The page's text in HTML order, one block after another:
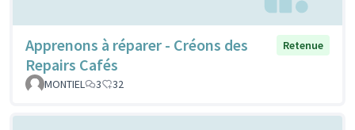
Apprenons à réparer - Créons des
Repairs Cafés
Retenue
MONTIEL 3 32